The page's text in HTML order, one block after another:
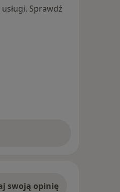
Sprawdź
swoją opinię